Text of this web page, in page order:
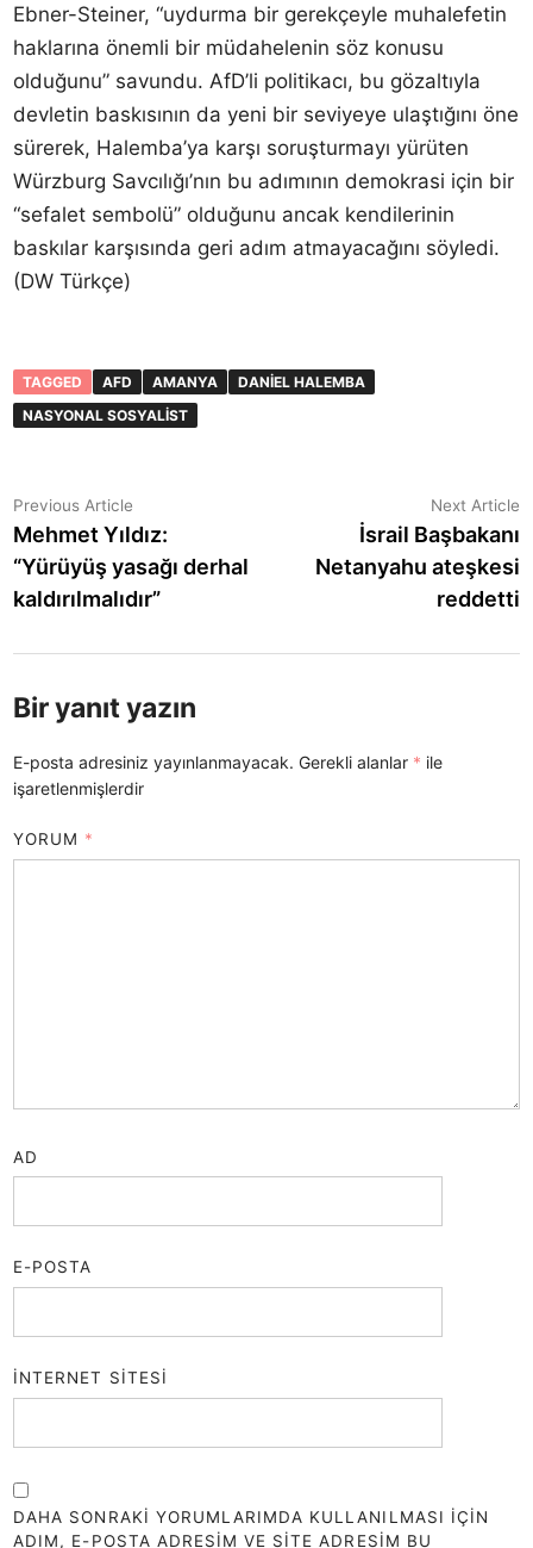
Ebner-Steiner, “uydurma bir gerekçeyle muhalefetin
haklarına önemli bir müdahelenin söz konusu
olduğunu” savundu. AfD’li politikacı, bu gözaltıyla
devletin baskısının da yeni bir seviyeye ulaştığını öne
sürerek, Halemba’ya karşı soruşturmayı yürüten
Würzburg Savcılığı’nın bu adımının demokrasi için bir
“sefalet sembolü” olduğunu ancak kendilerinin
baskılar karşısında geri adım atmayacağını söyledi.
(DW Türkçe)
TAGGED AFD AMANYA
DANIEL HALEMBA
NASYONAL SOSYALIST
Yazı
gezinmesi
Previous Article
article:
Mehmet Yıldız:
“Yürüyüş yasağı derhal
kaldırılmalıdır”
Next Article
İsrail Başbakanı
Netanyahu ateşkesi
reddetti
Bir yanıt yazın
E-posta adresiniz yayınlanmayacak. Gerekli alanlar * ile
işaretlenmişlerdir
YORUM *
AD
E-POSTA
İNTERNET SITESI
DAHA SONRAKI YORUMLARIMDA KULLANILMASI IÇIN
ADIM, E-POSTA ADRESIM VE SITE ADRESIM BU